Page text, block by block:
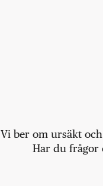
Vi ber om ursäkt
Har du frågor